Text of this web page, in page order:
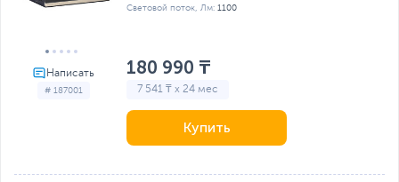
# 187001
Световой поток, Лм: 1100
180 990 ₸
7 541 ₸ x 24 мес
Купить